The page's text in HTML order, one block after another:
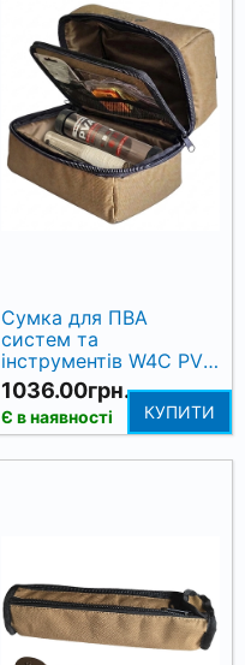
Сумка для ПВА
систем та
інструментів W4C PVA
System & Tools Bag
1036.00грн.
Є в наявності КУПИТИ